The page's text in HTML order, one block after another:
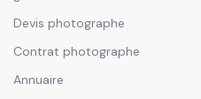
Devis photographe
Contrat photographe
Annuaire